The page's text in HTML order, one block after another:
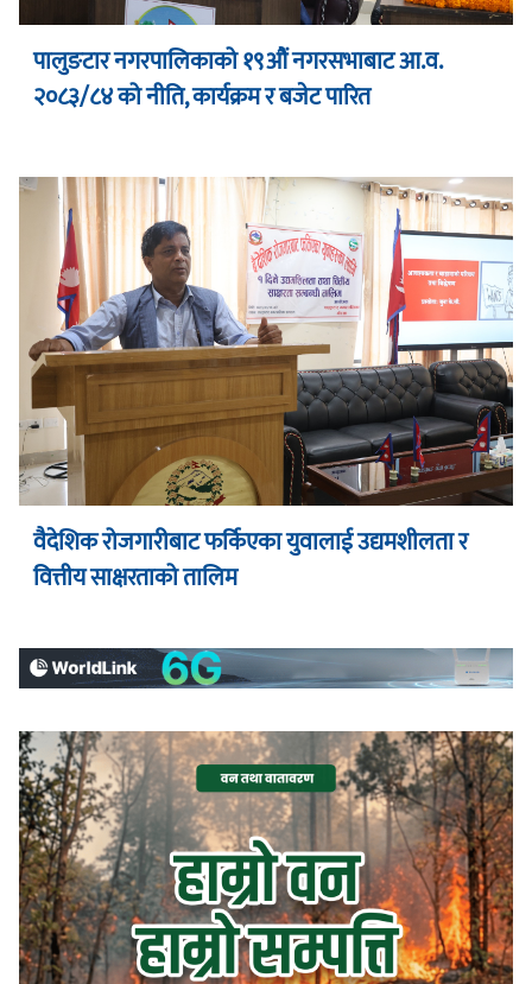
पालुङटार नगरपालिकाको १९औं नगरसभाबाट आ.व.
२०८३/८४ को नीति, कार्यक्रम र बजेट पारित
वैदेशिक रोजगारीबाट फर्किएका युवालाई उद्यमशीलता र
वित्तीय साक्षरताको तालिम